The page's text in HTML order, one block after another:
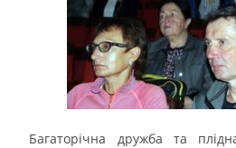
Багаторічна дружба та